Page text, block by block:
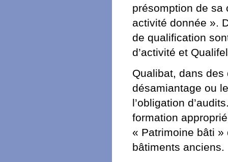
présomption de sa
activité donnée ».
de qualification
d’activité et
Qualibat, dans
désamiantage ou
l’obligation
formation
« Patrimoine bâti
bâtiments anciens.